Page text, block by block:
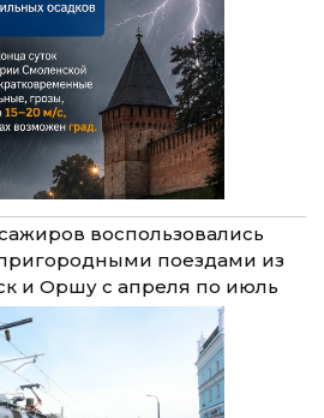
воспользовались
поездами из
и Оршу с апреля по июль